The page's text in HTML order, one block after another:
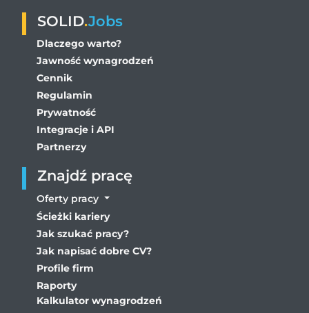
SOLID.Jobs
Dlaczego warto?
Jawność wynagrodzeń
Cennik
Regulamin
Prywatność
Integracje i API
Partnerzy
Znajdź pracę
Oferty pracy
Ścieżki kariery
Jak szukać pracy?
Jak napisać dobre CV?
Profile firm
Raporty
Kalkulator wynagrodzeń